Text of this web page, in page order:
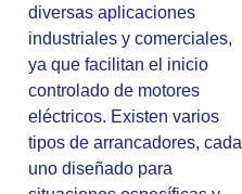
diversas aplicaciones
industriales y comerciales,
ya que facilitan el inicio
controlado de motores
eléctricos. Existen varios
tipos de arrancadores, cada
uno diseñado para